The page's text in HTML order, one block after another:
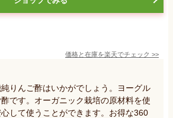
価格と在庫を楽天でチェック >>
りんご酢はいかがでしょう。ヨーグル
です。オーガニック栽培の原材料を使
して使うことができます。お得な360